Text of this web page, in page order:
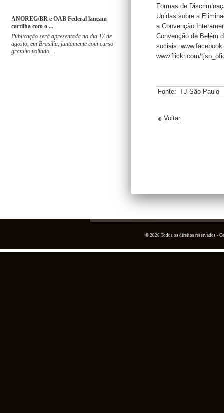
ANOREG/BR e OAB Federal lançam
cartilha com o ...
Publicação será apresentada no dia 17 de
agosto, em Brasília, juntamente com curso
gratuito voltado ...
Formas de
Unidas sobre a
a Convenção
Convenção de Belém
sociais:
www.flickr.com/
Fonte: TJ São Paulo
Voltar
© 2026 Todos os direitos reservados -